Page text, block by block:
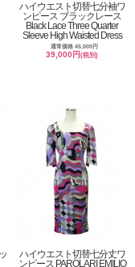
ハイウエスト切替七分袖ワ
ンピース ブラックレース
Black Lace Three Quarter
Sleeve High Waisted Dress
通常価格 45,000円
39,000円(税別)
ハイウエスト切替七分丈ワ
ンピース PAROLARI EMILIO